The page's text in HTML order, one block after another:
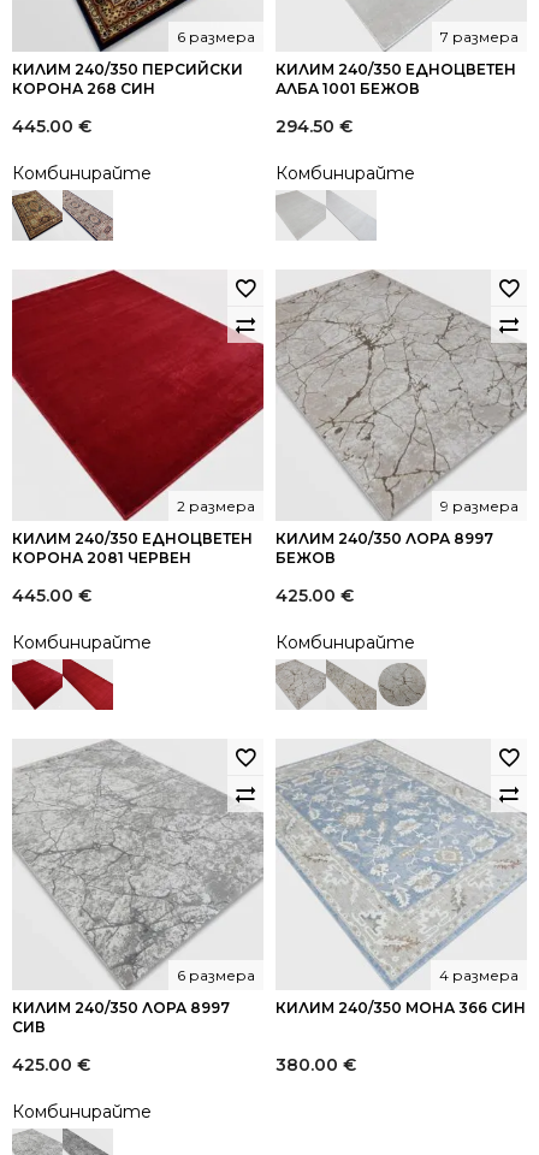
КИЛИМ 240/350 ПЕРСИЙСКИ
КОРОНА 268 СИН
6 размера
445.00 €
Комбинирайте
КИЛИМ 240/350 ЕДНОЦВЕТЕН
АЛБА 1001 БЕЖОВ
7 размера
294.50 €
Комбинирайте
КИЛИМ 240/350 ЕДНОЦВЕТЕН
КОРОНА 2081 ЧЕРВЕН
2 размера
445.00 €
Комбинирайте
КИЛИМ 240/350 ЛОРА 8997
БЕЖОВ
9 размера
425.00 €
Комбинирайте
КИЛИМ 240/350 ЛОРА 8997
СИВ
6 размера
425.00 €
Комбинирайте
КИЛИМ 240/350 МОНА 366 СИН
4 размера
380.00 €